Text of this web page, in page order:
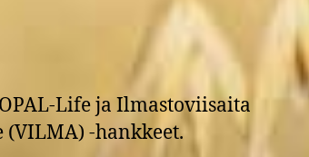
Life ja Ilmastoviisaita
-hankkeet.